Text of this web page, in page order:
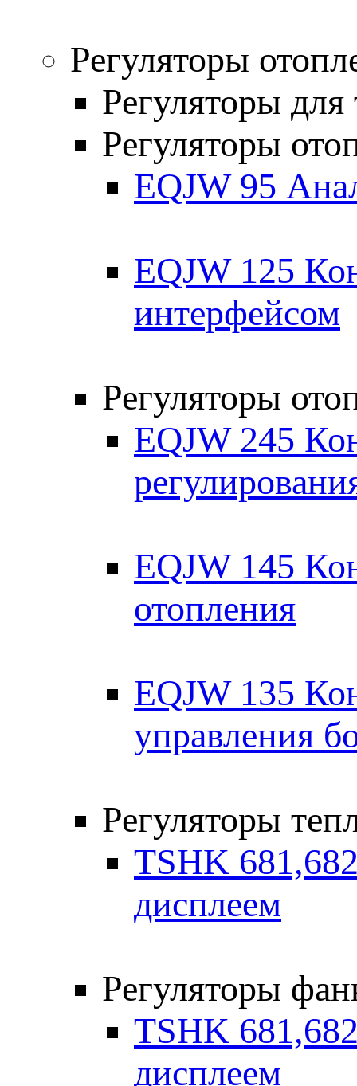
Регуляторы
Регуляторы
Регуляторы
EQJW 95
EQJW 125
интерфейсом
Регуляторы
EQJW 245
EQJW 145
отопления
EQJW 135
управления
Регуляторы
TSHK
дисплеем
Регуляторы
TSHK
дисплеем